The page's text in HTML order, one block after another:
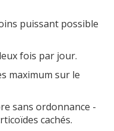
puissant possible
fois par jour.
maximum sur le
sans ordonnance -
cachés.